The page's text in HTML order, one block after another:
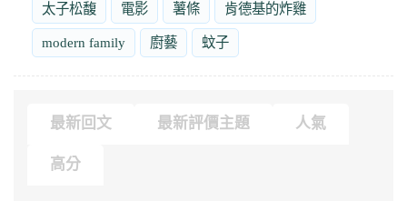
太子松馥 電影 薯條 肯德基的炸雞
modern family 廚藝 蚊子
最新回文 最新評價主題 人氣
高分